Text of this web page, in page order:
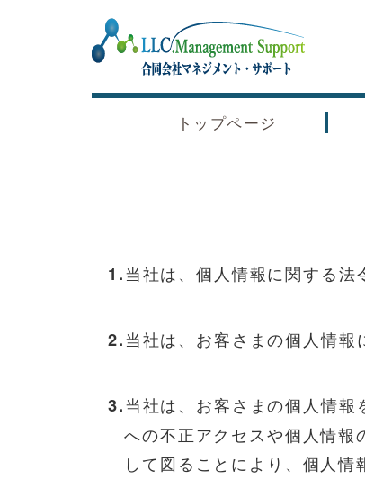
トップページ
1.当社は、個人情報に関する法
2.当社は、お客さまの個人情報
3.当社は、お客さまの個人情
への不正アクセスや個人情
して図ることにより、個人情